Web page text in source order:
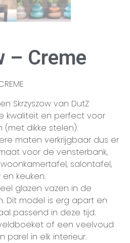
– Creme
Skrzyszow van DutZ
kwaliteit en perfect voor
dikke stelen).
maten verkrijgbaar dus er
voor de vensterbank,
salontafel,
keuken.
glazen vazen in de
Dit model is erg apart en
passend in deze tijd.
of een veelvoud
parel in elk interieur.